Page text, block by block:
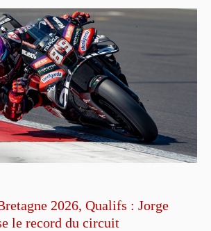
2026, Qualifs : Jorge
le record du circuit